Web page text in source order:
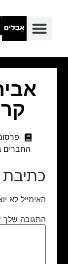
החברים
האימייל לא
התגובה שלך